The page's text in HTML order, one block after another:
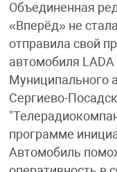
Объединенная
«Вперёд» не
отправила свой
автомобиля
Муниципального
Сергиево-
программе
Автомобиль